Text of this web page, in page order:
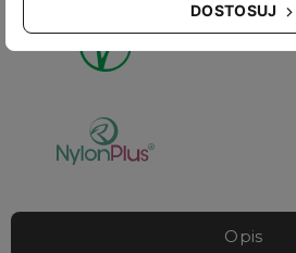
Opis
DOSTOSUJ